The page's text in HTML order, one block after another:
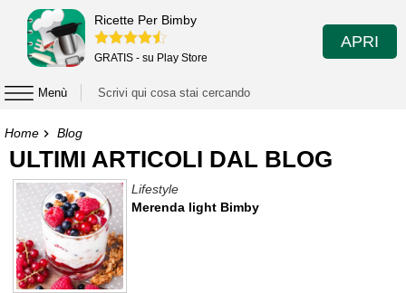
Ricette Per Bimby
GRATIS - su Play Store
APRI
Menù
Home Blog
ULTIMI ARTICOLI DAL BLOG
Merenda light Bimby
Lifestyle